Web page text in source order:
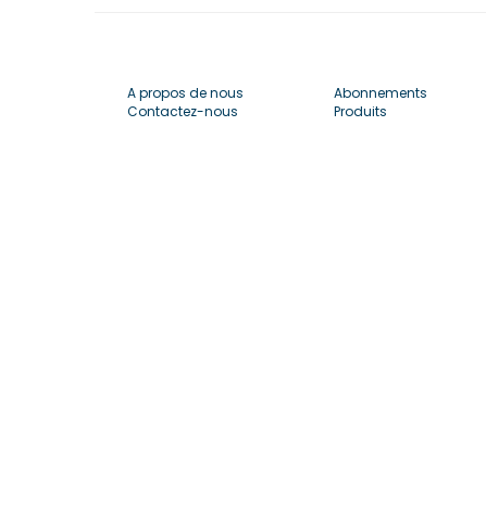
A propos de nous
Contactez-nous
Abonnements
Produits